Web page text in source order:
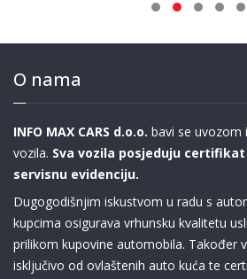
O nama
INFO MAX CARS d.o.o. bavi se uvozom
vozila. Sva vozila posjeduju
servisnu evidenciju.
Dugogodišnjim iskustvom u radu s
kupcima osigurava vrhunsku kvalitetu
prilikom kupovine automobila. Također
isključivo od ovlaštenih auto kuća te